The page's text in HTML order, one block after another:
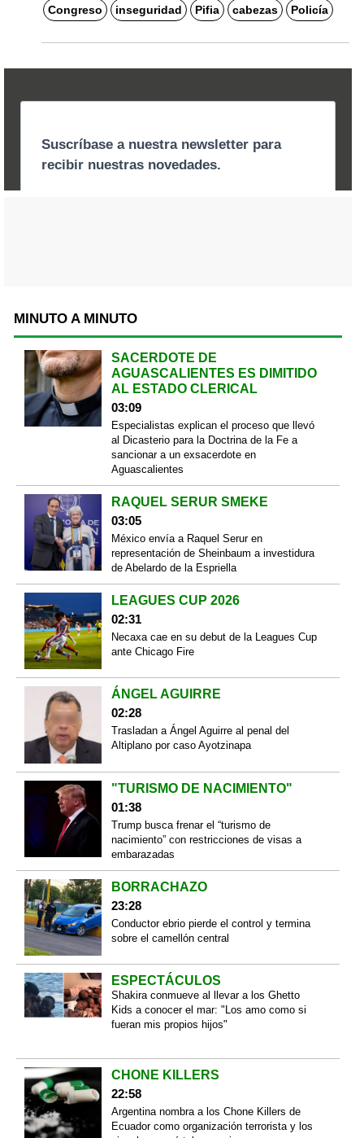
Congreso inseguridad Pifia cabezas Policía
MINUTO A MINUTO
SACERDOTE DE
AGUASCALIENTES ES DIMITIDO
AL ESTADO CLERICAL
03:09
Especialistas explican el proceso que llevó
al Dicasterio para la Doctrina de la Fe a
sancionar a un exsacerdote en
Aguascalientes
RAQUEL SERUR SMEKE
03:05
México envía a Raquel Serur en
representación de Sheinbaum a investidura
de Abelardo de la Espriella
LEAGUES CUP 2026
02:31
Necaxa cae en su debut de la Leagues Cup
ante Chicago Fire
ÁNGEL AGUIRRE
02:28
Trasladan a Ángel Aguirre al penal del
Altiplano por caso Ayotzinapa
"TURISMO DE NACIMIENTO"
01:38
Trump busca frenar el “turismo de
nacimiento” con restricciones de visas a
embarazadas
BORRACHAZO
23:28
Conductor ebrio pierde el control y termina
sobre el camellón central
ESPECTÁCULOS
Shakira conmueve al llevar a los Ghetto
Kids a conocer el mar: "Los amo como si
fueran mis propios hijos"
CHONE KILLERS
22:58
Argentina nombra a los Chone Killers de
Ecuador como organización terrorista y los